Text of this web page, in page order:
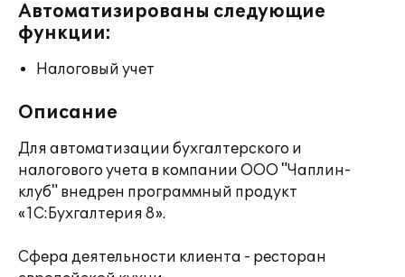
Автоматизированы следующие
функции:
Налоговый учет
Описание
Для автоматизации бухгалтерского и
налогового учета в компании ООО "Чаплин-
клуб" внедрен программный продукт
«1C:Бухгалтерия 8».
Сфера деятельности клиента - ресторан